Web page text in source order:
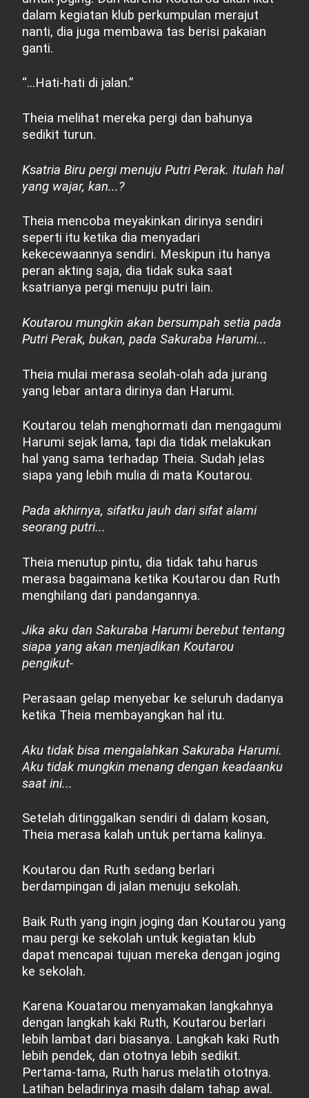
dalam kegiatan klub perkumpulan merajut
nanti, dia juga membawa tas berisi pakaian
ganti.
“...Hati-hati di jalan.”
Theia melihat mereka pergi dan bahunya
sedikit turun.
Ksatria Biru pergi menuju Putri Perak. Itulah hal
yang wajar, kan...?
Theia mencoba meyakinkan dirinya sendiri
seperti itu ketika dia menyadari
kekecewaannya sendiri. Meskipun itu hanya
peran akting saja, dia tidak suka saat
ksatrianya pergi menuju putri lain.
Koutarou mungkin akan bersumpah setia pada
Putri Perak, bukan, pada Sakuraba Harumi...
Theia mulai merasa seolah-olah ada jurang
yang lebar antara dirinya dan Harumi.
Koutarou telah menghormati dan mengagumi
Harumi sejak lama, tapi dia tidak melakukan
hal yang sama terhadap Theia. Sudah jelas
siapa yang lebih mulia di mata Koutarou.
Pada akhirnya, sifatku jauh dari sifat alami
seorang putri...
Theia menutup pintu, dia tidak tahu harus
merasa bagaimana ketika Koutarou dan Ruth
menghilang dari pandangannya.
Jika aku dan Sakuraba Harumi berebut tentang
siapa yang akan menjadikan Koutarou
pengikut-
Perasaan gelap menyebar ke seluruh dadanya
ketika Theia membayangkan hal itu.
Aku tidak bisa mengalahkan Sakuraba Harumi.
Aku tidak mungkin menang dengan keadaanku
saat ini...
Setelah ditinggalkan sendiri di dalam kosan,
Theia merasa kalah untuk pertama kalinya.
Koutarou dan Ruth sedang berlari
berdampingan di jalan menuju sekolah.
Baik Ruth yang ingin joging dan Koutarou yang
mau pergi ke sekolah untuk kegiatan klub
dapat mencapai tujuan mereka dengan joging
ke sekolah.
Karena Kouatarou menyamakan langkahnya
dengan langkah kaki Ruth, Koutarou berlari
lebih lambat dari biasanya. Langkah kaki Ruth
lebih pendek, dan ototnya lebih sedikit.
Pertama-tama, Ruth harus melatih ototnya.
Latihan beladirinya masih dalam tahap awal.